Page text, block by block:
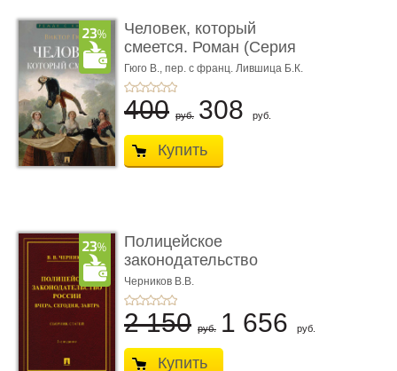
Человек, который
смеется. Роман (Серия
«Роман с ...
Гюго В., пер. с франц. Лившица Б.К.
400 руб. 308 руб.
Купить
Полицейское
законодательство
России: вчера, с� ...
Черников В.В.
2 150 руб. 1 656 руб.
Купить